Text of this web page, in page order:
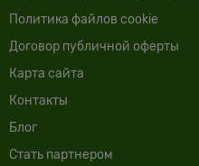
Политика файлов cookie
Договор публичной оферты
Карта сайта
Контакты
Блог
Cтать партнером